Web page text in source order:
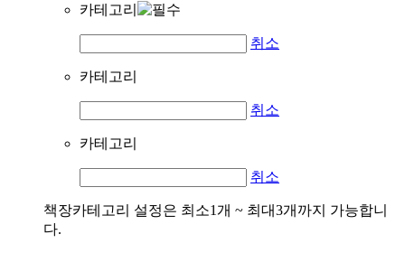
카테고리
취소
카테고리
취소
카테고리
취소
책장카테고리 설정은 최소1개 ~ 최대3개까지 가능합니
다.